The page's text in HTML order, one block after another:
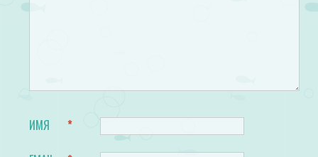
ИМЯ *